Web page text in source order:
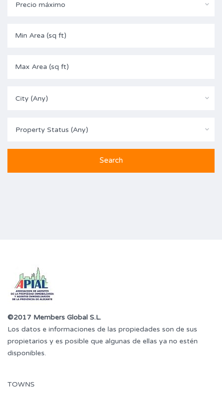
Precio máximo
City (Any)
Property Status (Any)
©2017 Members Global S.L.
Los datos e informaciones de las propiedades son de sus
propietarios y es posible que algunas de ellas ya no estén
disponibles.
TOWNS